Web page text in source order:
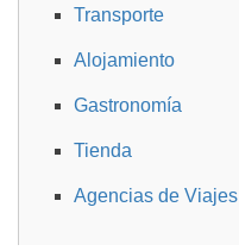
Transporte
Alojamiento
Gastronomía
Tienda
Agencias de Viajes